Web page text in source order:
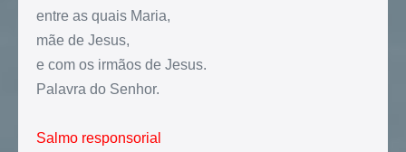
entre as quais Maria,
mãe de Jesus,
e com os irmãos de Jesus.
Palavra do Senhor.
Salmo responsorial